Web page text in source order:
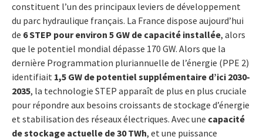
constituent l’un des principaux leviers de développement
du parc hydraulique français. La France dispose aujourd’hui
de 6 STEP pour environ 5 GW de capacité installée, alors
que le potentiel mondial dépasse 170 GW. Alors que la
dernière Programmation pluriannuelle de l’énergie (PPE 2)
identifiait 1,5 GW de potentiel supplémentaire d’ici 2030-
2035, la technologie STEP apparaît de plus en plus cruciale
pour répondre aux besoins croissants de stockage d’énergie
et stabilisation des réseaux électriques. Avec une capacité
de stockage actuelle de 30 TWh, et une puissance